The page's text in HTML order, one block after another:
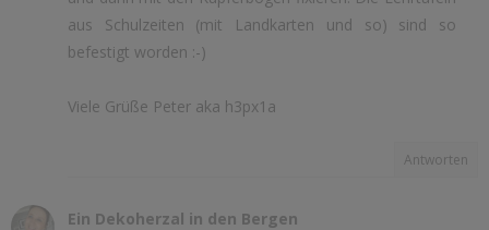
aus Schulzeiten (mit Landkarten und so) sind so
befestigt worden :-)
Viele Grüße Peter aka h3px1a
Antworten
Ein Dekoherzal in den Bergen